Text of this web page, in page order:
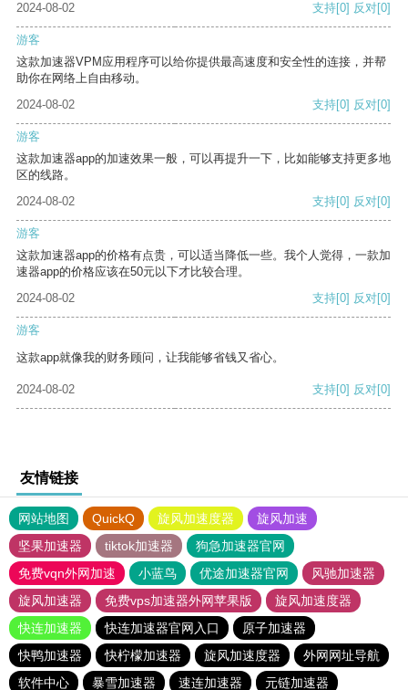
2024-08-02 支持[0] 反对[0]
游客
这款加速器VPM应用程序可以给你提供最高速度和安全性的连接，并帮
助你在网络上自由移动。
2024-08-02
支持[0] 反对[0]
游客
这款加速器app的加速效果一般，可以再提升一下，比如能够支持更多地
区的线路。
2024-08-02
支持[0] 反对[0]
游客
这款加速器app的价格有点贵，可以适当降低一些。我个人觉得，一款加
速器app的价格应该在50元以下才比较合理。
2024-08-02
支持[0] 反对[0]
游客
这款app就像我的财务顾问，让我能够省钱又省心。
2024-08-02 支持[0] 反对[0]
友情链接
网站地图 QuickQ 旋风加速度器
旋风加速
坚果加速器
tiktok加速器
狗急加速器官网
免费vqn外网加速
小蓝鸟 优途加速器官网
风驰加速器
旋风加速器
免费vps加速器外网苹果版
旋风加速度器
快连加速器
快连加速器官网入口
原子加速器
快鸭加速器
快柠檬加速器 旋风加速度器
外网网址导航
软件中心
暴雪加速器 速连加速器 元链加速器